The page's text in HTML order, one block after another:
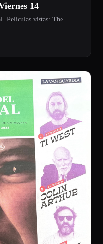
14
Películas vistas: The